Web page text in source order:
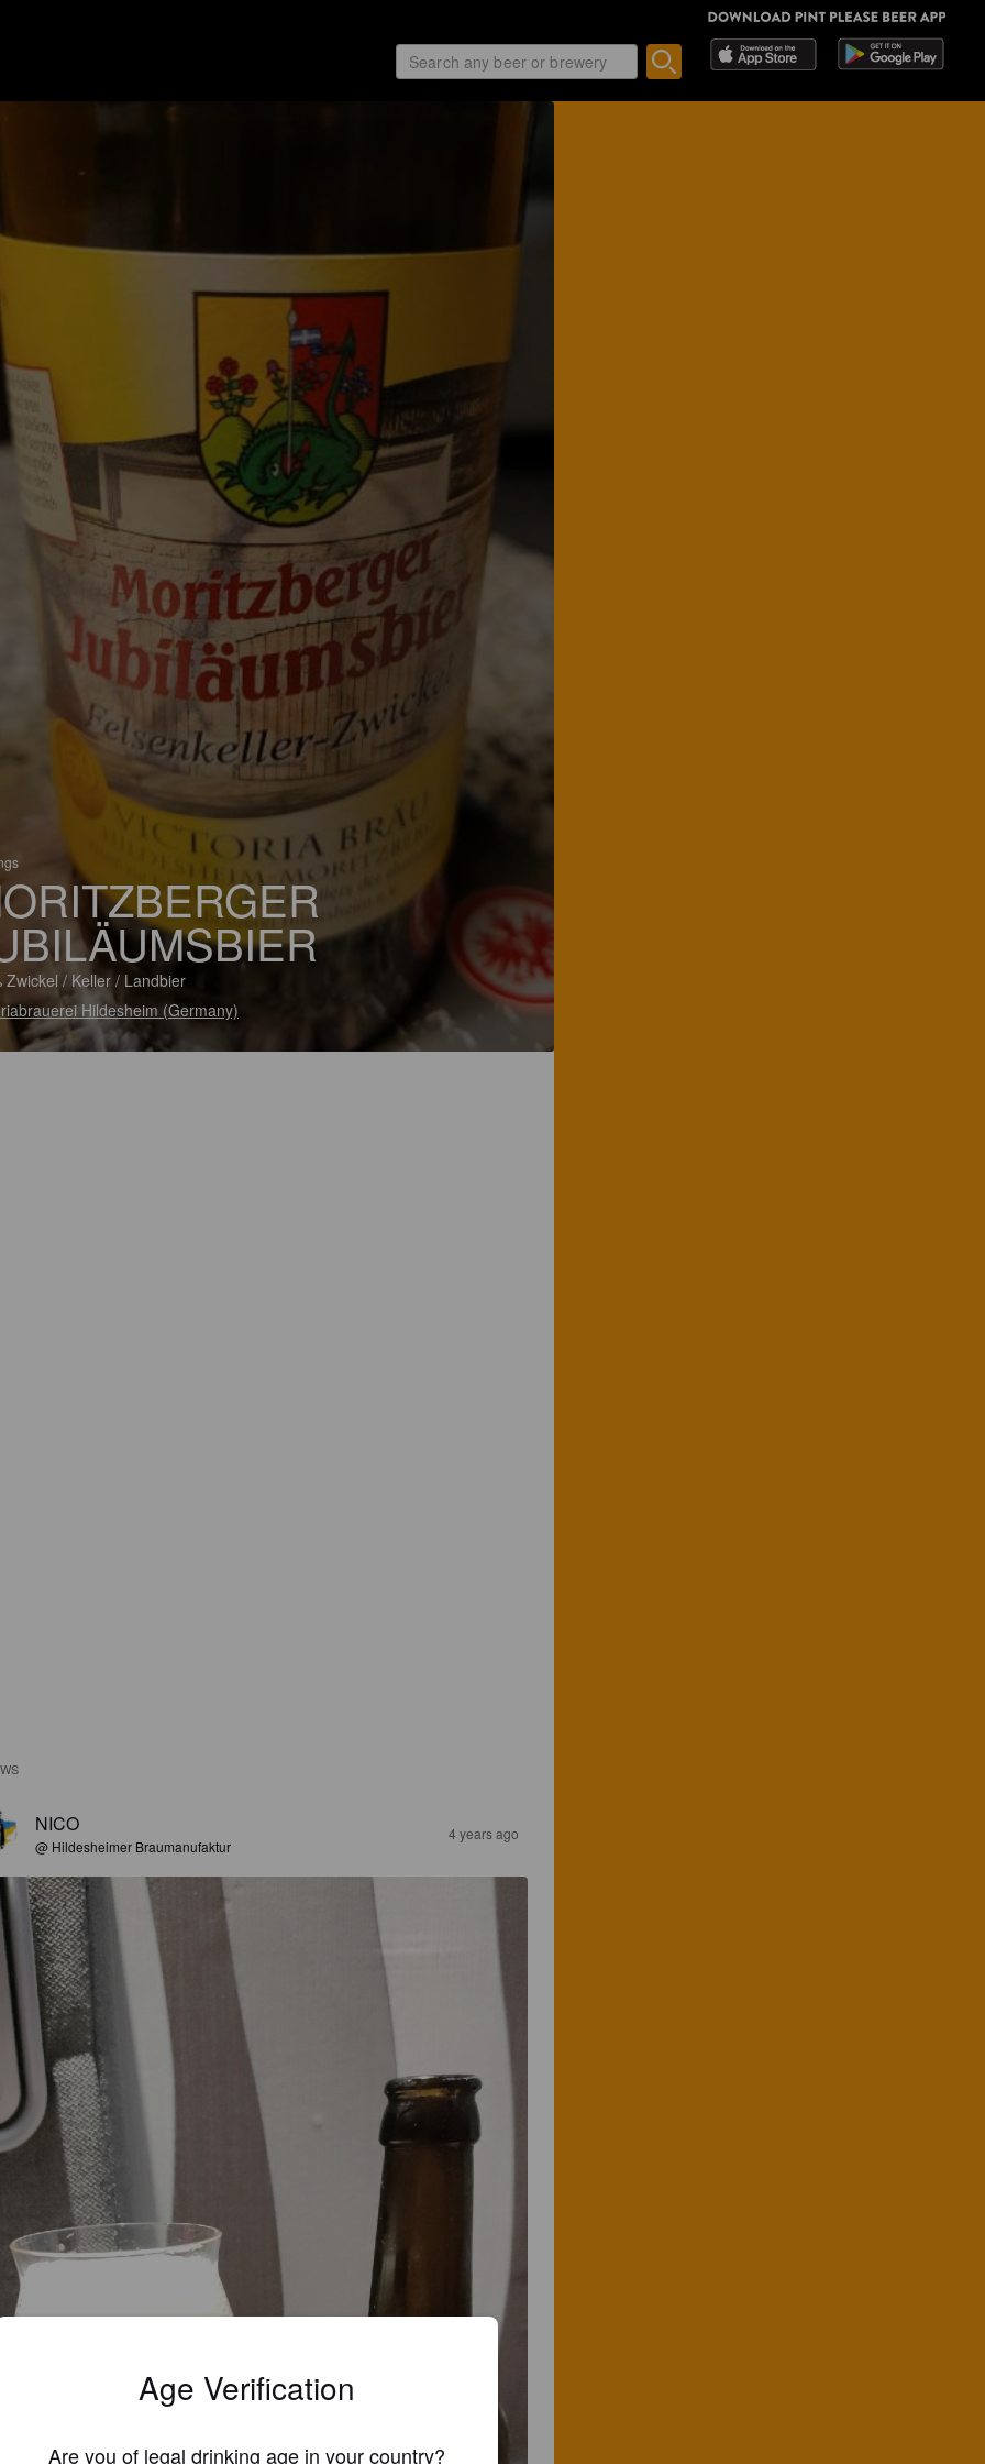
Zwickel / Keller / Landbier
Hildesheim (Germany)
NICO
@ Hildesheimer Braumanufaktur
4 years ago
Age Verification
Are you of legal drinking age in your country?